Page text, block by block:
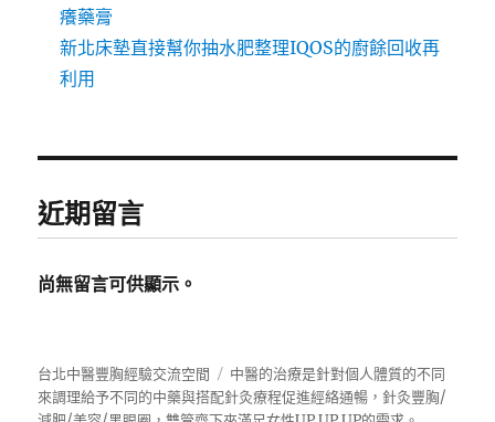
癢藥膏
新北床墊直接幫你抽水肥整理IQOS的廚餘回收再
利用
近期留言
尚無留言可供顯示。
台北中醫豐胸經驗交流空間
中醫的治療是針對個人體質的不同
來調理給予不同的中藥與搭配針灸療程促進經絡通暢，針灸豐胸/